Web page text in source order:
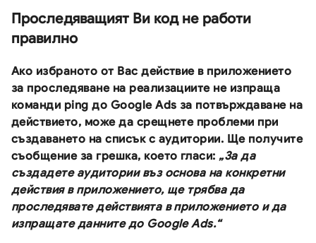
Проследяващият Ви код не работи
правилно
Ако избраното от Вас действие в приложението
за проследяване на реализациите не изпраща
команди ping до Google Ads за потвърждаване на
действието, може да срещнете проблеми при
създаването на списък с аудитории. Ще получите
съобщение за грешка, което гласи:„За да
създадете аудитории въз основа на конкретни
действия в приложението, ще трябва да
проследявате действията в приложението и да
изпращате данните до Google Ads.“